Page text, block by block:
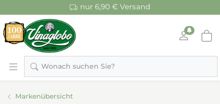
nur 6,90 € Versand
Wonach suchen Sie?
Markenübersicht